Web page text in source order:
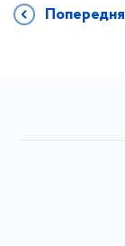
Попередня